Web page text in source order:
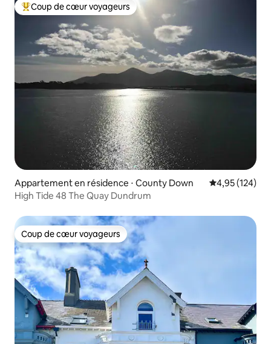
Coups de cœur voyageurs les plus appréciés
Coup de cœur voyageurs
Appartement en résidence ⋅ County Down Évaluation
4,95 (124)
High Tide 48 The Quay Dundrum
Coup de cœur voyageurs
Coup de cœur voyageurs